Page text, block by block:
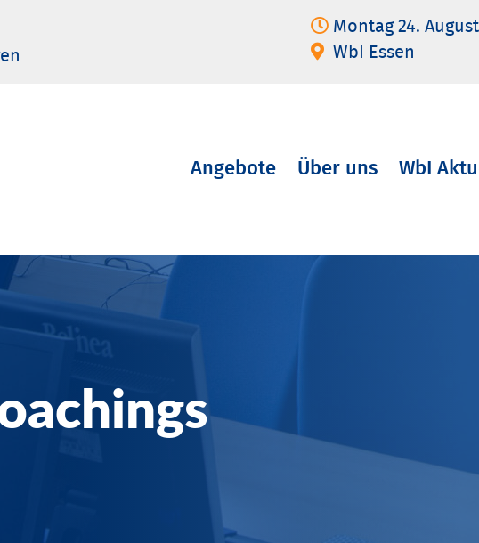
Montag 24.
WbI Essen
Navigation
Angebote Über uns WbI